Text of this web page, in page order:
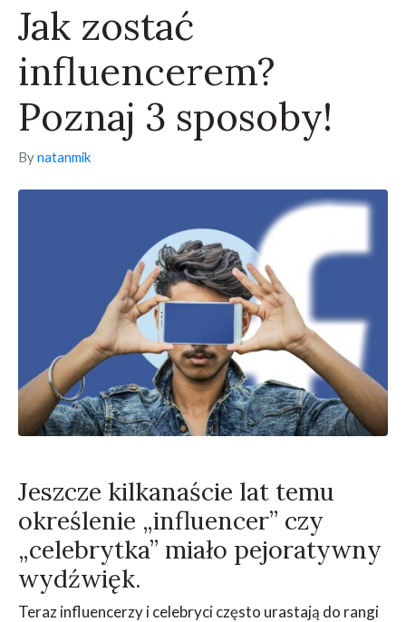
Jak zostać
influencerem?
Poznaj 3 sposoby!
Bynatanmik
Jeszcze kilkanaście lat temu
określenie „influencer” czy
„celebrytka” miało pejoratywny
wydźwięk.
Teraz influencerzy i celebryci często urastają do rangi